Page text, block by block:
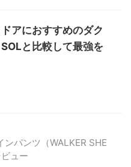
アにおすすめのダク
と比較して最強を
パンツ（WALKER SHE
ュー